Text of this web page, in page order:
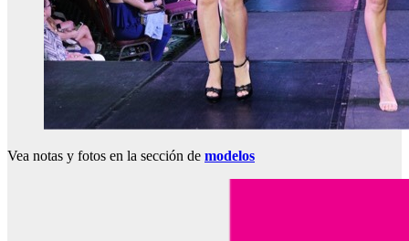
Vea notas y fotos en la sección de modelos